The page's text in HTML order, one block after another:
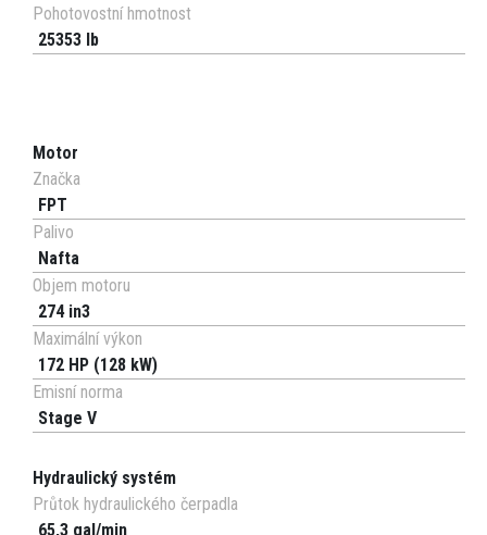
Pohotovostní hmotnost
25353 lb
Motor
Značka
FPT
Palivo
Nafta
Objem motoru
274 in3
Maximální výkon
172 HP (128 kW)
Emisní norma
Stage V
Hydraulický systém
Průtok hydraulického čerpadla
65,3 gal/min